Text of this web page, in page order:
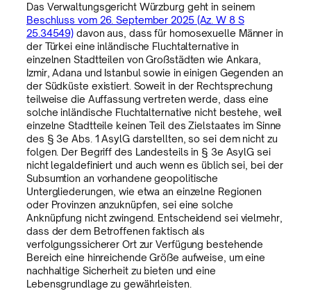
Das Verwaltungsgericht Würzburg geht in seinem
Beschluss vom 26. September 2025 (Az. W 8 S
25.34549) davon aus, dass für homosexuelle Männer in
der Türkei eine inländische Fluchtalternative in
einzelnen Stadtteilen von Großstädten wie Ankara,
Izmir, Adana und Istanbul sowie in einigen Gegenden an
der Südküste existiert. Soweit in der Rechtsprechung
teilweise die Auffassung vertreten werde, dass eine
solche inländische Fluchtalternative nicht bestehe, weil
einzelne Stadtteile keinen Teil des Zielstaates im Sinne
des § 3e Abs. 1 AsylG darstellten, so sei dem nicht zu
folgen. Der Begriff des Landesteils in § 3e AsylG sei
nicht legaldefiniert und auch wenn es üblich sei, bei der
Subsumtion an vorhandene geopolitische
Untergliederungen, wie etwa an einzelne Regionen
oder Provinzen anzuknüpfen, sei eine solche
Anknüpfung nicht zwingend. Entscheidend sei vielmehr,
dass der dem Betroffenen faktisch als
verfolgungssicherer Ort zur Verfügung bestehende
Bereich eine hinreichende Größe aufweise, um eine
nachhaltige Sicherheit zu bieten und eine
Lebensgrundlage zu gewährleisten.